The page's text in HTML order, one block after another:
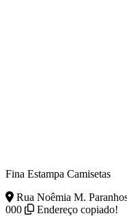
Fina Estampa Camisetas
Rua Noêmia M.
000
Endereço copiado!